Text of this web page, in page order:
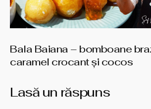
Bala Baiana – bomboane
caramel crocant şi cocos
Lasă un răspuns